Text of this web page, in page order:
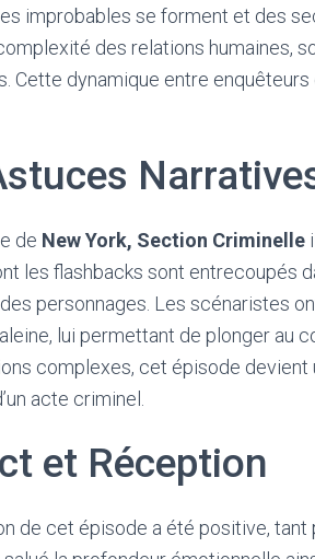
improbables se forment et des
des relations humaines,
Cette dynamique entre
de New York, Section Criminelle
les flashbacks sont entrecoupés
personnages. Les scénaristes
lui permettant de plonger au
complexes, cet épisode
acte criminel.
et Réception
de cet épisode a été positive, tant